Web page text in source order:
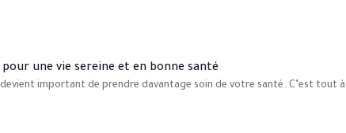
une vie sereine et en bonne santé
important de prendre davantage soin de votre santé. C’est tout